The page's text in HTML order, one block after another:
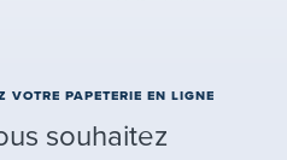
VOTRE PAPETERIE EN LIGNE
souhaitez